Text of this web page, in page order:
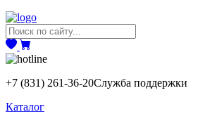
+7 (831) 261-36-20Служба поддержки
Каталог